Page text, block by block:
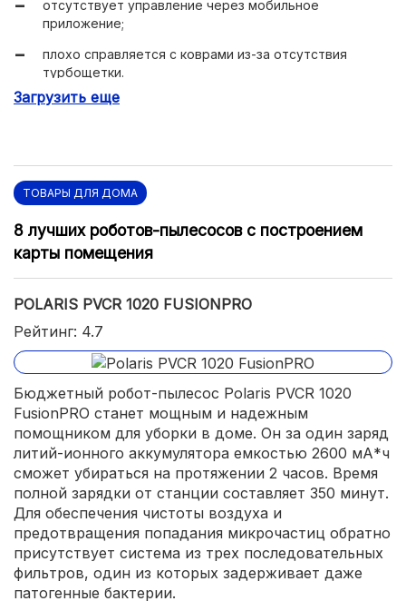
отсутствует управление через мобильное
приложение;
плохо справляется с коврами из-за отсутствия
турбощетки.
Загрузить еще
ТОВАРЫ ДЛЯ ДОМА
8 лучших роботов-пылесосов с построением
карты помещения
POLARIS PVCR 1020 FUSIONPRO
Рейтинг: 4.7
Бюджетный робот-пылесос Polaris PVCR 1020
FusionPRO станет мощным и надежным
помощником для уборки в доме. Он за один заряд
литий-ионного аккумулятора емкостью 2600 мА*ч
сможет убираться на протяжении 2 часов. Время
полной зарядки от станции составляет 350 минут.
Для обеспечения чистоты воздуха и
предотвращения попадания микрочастиц обратно
присутствует система из трех последовательных
фильтров, один из которых задерживает даже
патогенные бактерии.